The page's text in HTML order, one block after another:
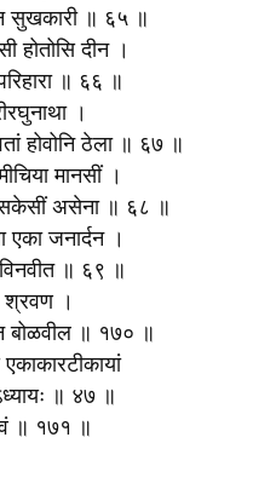
सुखकारी ॥ ६५ ॥
होतोसि दीन ।
॥ ६६ ॥
।
होवोनि ठेला ॥ ६७ ॥
मानसीं ।
असेना ॥ ६८ ॥
जनार्दन ।
॥ ६९ ॥
श्रवण ।
बोळवील ॥ १७० ॥
एकाकारटीकायां
॥ ४७ ॥
॥ १७१ ॥